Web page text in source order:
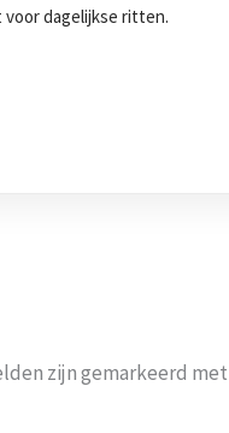
voor dagelijkse ritten.
zijn gemarkeerd met